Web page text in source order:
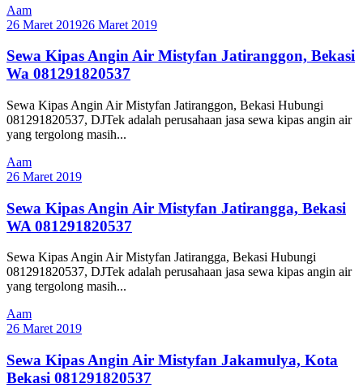
Aam
26 Maret 201926 Maret 2019
Sewa Kipas Angin Air Mistyfan Jatiranggon, Bekasi
Wa 081291820537
Sewa Kipas Angin Air Mistyfan Jatiranggon, Bekasi Hubungi
081291820537, DJTek adalah perusahaan jasa sewa kipas angin air
yang tergolong masih...
Aam
26 Maret 2019
Sewa Kipas Angin Air Mistyfan Jatirangga, Bekasi
WA 081291820537
Sewa Kipas Angin Air Mistyfan Jatirangga, Bekasi Hubungi
081291820537, DJTek adalah perusahaan jasa sewa kipas angin air
yang tergolong masih...
Aam
26 Maret 2019
Sewa Kipas Angin Air Mistyfan Jakamulya, Kota
Bekasi 081291820537